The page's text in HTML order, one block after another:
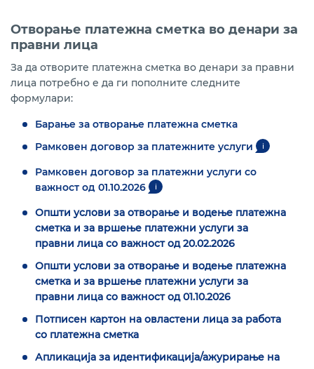
Отворање платежна сметка во денари за
правни лица
За да отворите платежна сметка во денари за правни
лица потребно е да ги пополните следните
формулари:
Барање за отворање платежна сметка
Рамковен договор за платежните услуги
i
Рамковен договор за платежни услуги со
важност од 01.10.2026
i
Општи услови за отворање и водење платежна
сметка и за вршење платежни услуги за
правни лица со важност од 20.02.2026
Општи услови за отворање и водење платежна
сметка и за вршење платежни услуги за
правни лица со важност од 01.10.2026
Потписен картон на овластени лица за работа
со платежна сметка
Апликација за идентификација/ажурирање на